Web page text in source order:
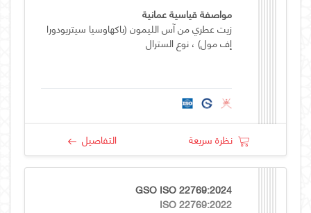
مواصفة قياسية عمانية
زيت عطري من آس الليمون (باكهاوسيا سيتريودورا
إف مول) ، نوع السترال
نظرة سريعة التفاصيل
GSO ISO 22769:2024
ISO 22769:2022